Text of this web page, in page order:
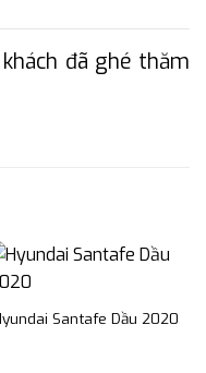
đã ghé thăm
Santafe Dầu 2020